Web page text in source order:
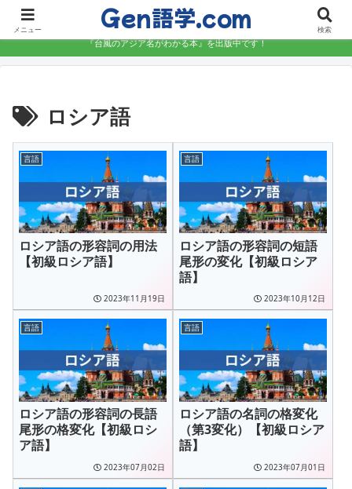
語学を楽しく、しっかりと学ぶ
『台風のアジア名がわかる本』を出版中です！
ロシア語
言語
ロシア語の形容詞の用法
【初級ロシア語】
2023年11月19日
言語
ロシア語の形容詞の短語
尾形の変化【初級ロシア
語】
2023年10月12日
言語
ロシア語の形容詞の長語
尾形の格変化【初級ロシ
ア語】
2023年07月02日
言語
ロシア語の名詞の格変化
（第3変化）【初級ロシア
語】
2023年07月01日
メニュー Gen語学.com 検索